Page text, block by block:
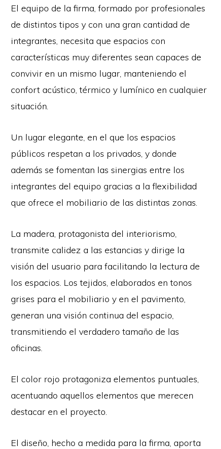
El equipo de la firma, formado por profesionales
de distintos tipos y con una gran cantidad de
integrantes, necesita que espacios con
características muy diferentes sean capaces de
convivir en un mismo lugar, manteniendo el
confort acústico, térmico y lumínico en cualquier
situación.
Un lugar elegante, en el que los espacios
públicos respetan a los privados, y donde
además se fomentan las sinergias entre los
integrantes del equipo gracias a la flexibilidad
que ofrece el mobiliario de las distintas zonas.
La madera, protagonista del interiorismo,
transmite calidez a las estancias y dirige la
visión del usuario para facilitando la lectura de
los espacios. Los tejidos, elaborados en tonos
grises para el mobiliario y en el pavimento,
generan una visión continua del espacio,
transmitiendo el verdadero tamaño de las
oficinas.
El color rojo protagoniza elementos puntuales,
acentuando aquellos elementos que merecen
destacar en el proyecto.
El diseño, hecho a medida para la firma, aporta